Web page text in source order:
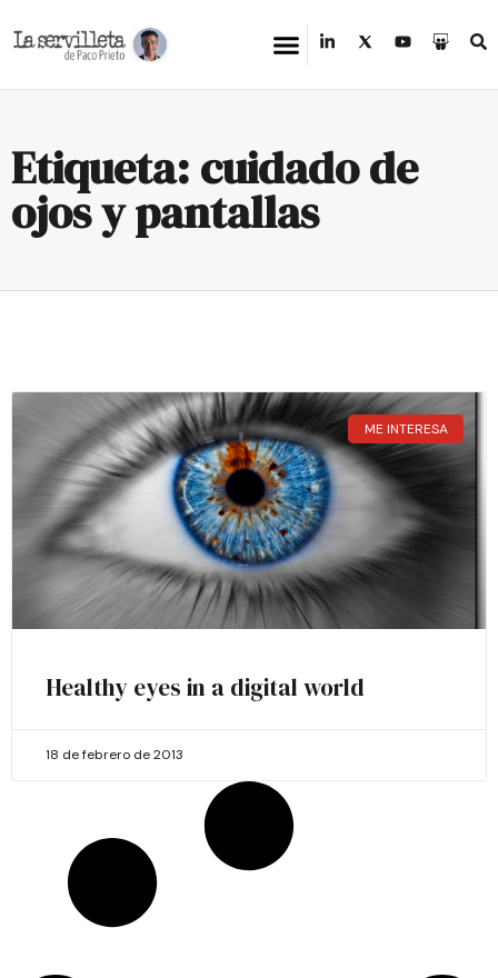
Etiqueta: cuidado de
ojos y pantallas
ME INTERESA
Healthy eyes in a digital world
18 de febrero de 2013